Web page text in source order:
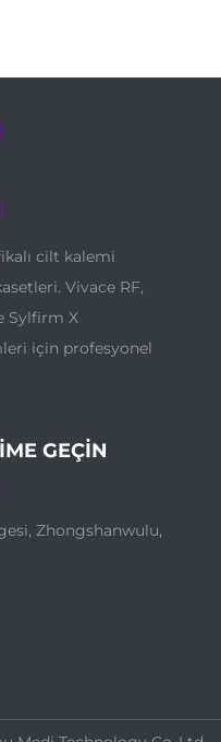
cilt kalemi
Vivace RF,
Sylfirm X
için profesyonel
GEÇIN
Zhongshanwulu,